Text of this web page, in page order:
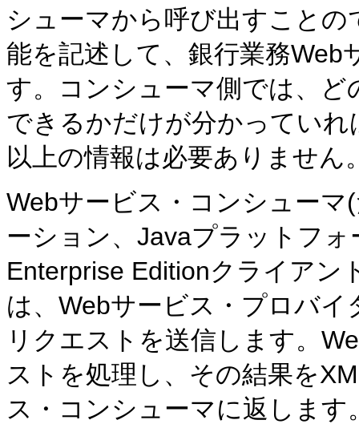
シューマから呼び出すこと
能を記述して、銀行業務
す。コンシューマ側では、
できるかだけが分かってい
以上の情報は必要ありません
Webサービス・コンシュー
ーション、Javaプラットフ
Enterprise Editionクライアン
は、Webサービス・プロバ
リクエストを送信します。
ストを処理し、その結果を
ス・コンシューマに返しま